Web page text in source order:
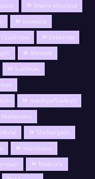
khana-khazana
kolakata
l Lucknow
Lakhnow
lifestyle
Lucknow
madhyaPradesh
Maharatra
Malhargarh
mandosur
Mathura